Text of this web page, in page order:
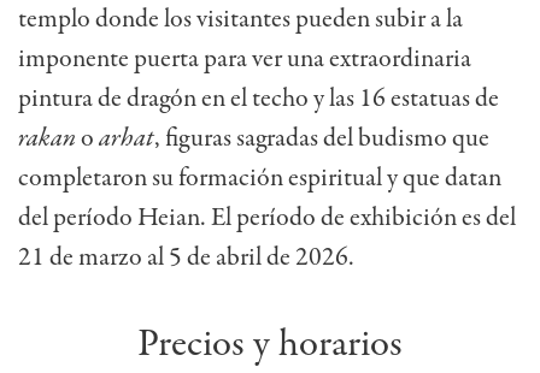
templo donde los visitantes pueden subir a la
imponente puerta para ver una extraordinaria
pintura de dragón en el techo y las 16 estatuas de
rakanoarhat, figuras sagradas del budismo que
completaron su formación espiritual y que datan
del período Heian. El período de exhibición es del
21 de marzo al 5 de abril de 2026.
Precios y horarios